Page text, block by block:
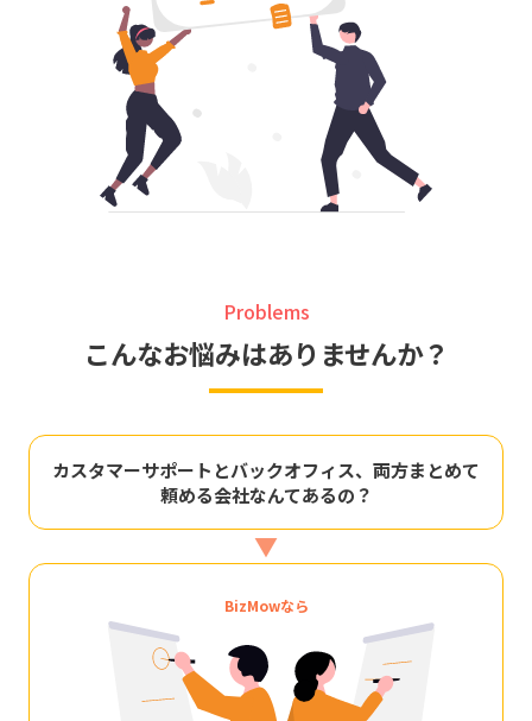
Problems
こんなお悩みはありませんか？
カスタマーサポートとバックオフィス、両方まとめて
頼める会社なんてあるの？
▼
BizMowなら